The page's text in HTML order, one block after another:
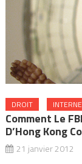
DROIT
Comment Le
D’Hong Kong
21 janvier 2012